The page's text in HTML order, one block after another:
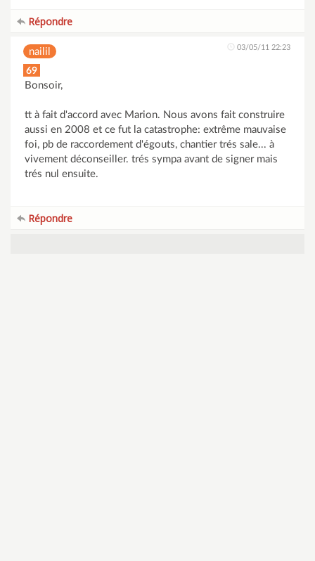
Répondre
nailil 03/05/11 22:23
69
Bonsoir,
tt à fait d'accord avec Marion. Nous avons fait construire
aussi en 2008 et ce fut la catastrophe: extrême mauvaise
foi, pb de raccordement d'égouts, chantier trés sale... à
vivement déconseiller. trés sympa avant de signer mais
trés nul ensuite.
Répondre